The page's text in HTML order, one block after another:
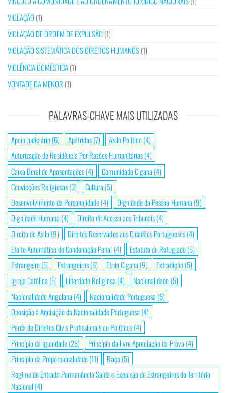
VIOLAÇÃO (1)
VIOLAÇÃO DE ORDEM DE EXPULSÃO (1)
VIOLAÇÃO SISTEMÁTICA DOS DIREITOS HUMANOS(1)
VIOLÊNCIA DOMÉSTICA(1)
VONTADE DA MENOR (1)
PALAVRAS-CHAVE MAIS UTILIZADAS
Apoio Judiciário(6) Apátridas(7) Asilo Político(4)
Autorização de Residência Por Razões Humanitárias(4)
Caixa Geral de Aposentações(4) Comunidade Cigana (4)
Convicções Religiosas(3) Cultura (5)
Desenvolvimento da Personalidade(4) Dignidade da Pessoa Humana (9)
Dignidade Humana (4) Direito de Acesso aos Tribunais(4)
Direito de Asilo(9) Direitos Reservados aos Cidadãos Portugueses(4)
Efeito Automático de Condenação Penal (4) Estatuto de Refugiado(5)
Estrangeiro(5) Estrangeiros(6) Etnia Cigana (9) Extradição(5)
Igreja Católica (5) Liberdade Religiosa (4) Nacionalidade(5)
Nacionalidade Angolana (4) Nacionalidade Portuguesa (6)
Oposição à Aquisição da Nacionalidade Portuguesa (4)
Perda de Direitos Civis Profissionais ou Políticos(4)
Princípio da Igualdade(28) Princípio da livre Apreciação da Prova (4)
Princípio da Proporcionalidade(11) Raça (5)
Regime de Entrada Permanência Saída e Expulsão de Estrangeiros do Território
Nacional (4)